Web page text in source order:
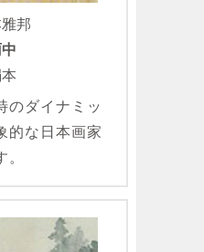
邦
のダイナミッ
的な日本画家
。